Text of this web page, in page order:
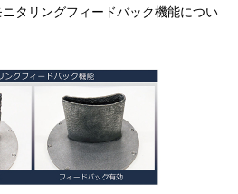
タリングフィードバック機能につい